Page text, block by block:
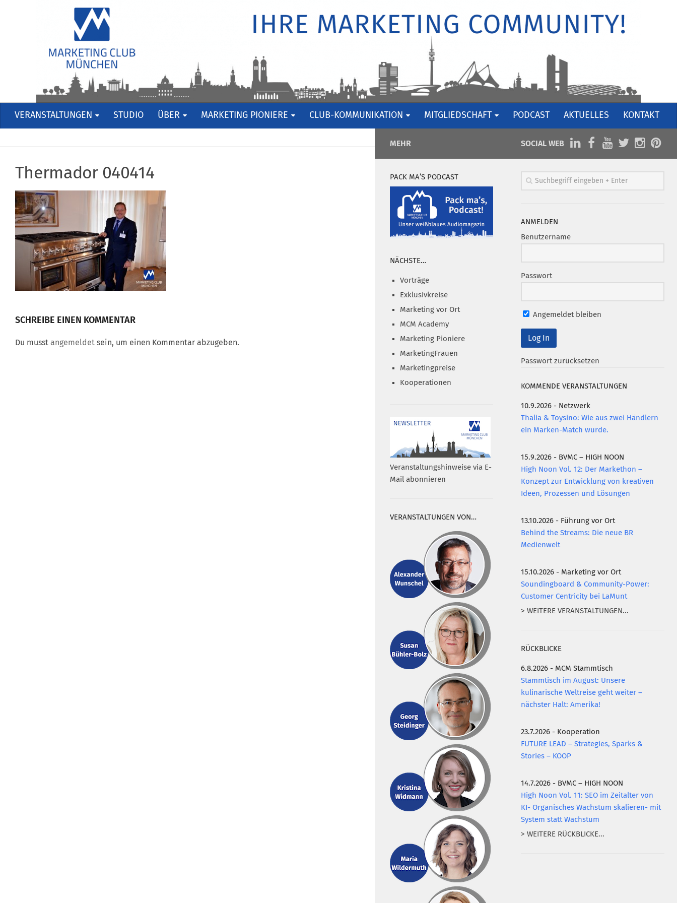
VERANSTALTUNGEN STUDIO ÜBER MARKETING PIONIERE CLUB-KOMMUNIKATION MITGLIEDSCHAFT PODCAST AKTUELLES KONTAKT
Thermador 040414
SCHREIBE EINEN KOMMENTAR
Du musst angemeldet sein, um einen Kommentar abzugeben.
SOCIAL WEB
ANMELDEN
Benutzername
Passwort
Angemeldet bleiben
Passwort zurücksetzen
KOMMENDE VERANSTALTUNGEN
10.9.2026 - Netzwerk
Thalia & Toysino: Wie aus zwei Händlern
ein Marken-Match wurde.
15.9.2026 - BVMC – HIGH NOON
High Noon Vol. 12: Der Markethon –
Konzept zur Entwicklung von kreativen
Ideen, Prozessen und Lösungen
13.10.2026 - Führung vor Ort
Behind the Streams: Die neue BR
Medienwelt
15.10.2026 - Marketing vor Ort
Soundingboard & Community-Power:
Customer Centricity bei LaMunt
> WEITERE VERANSTALTUNGEN...
RÜCKBLICKE
6.8.2026 - MCM Stammtisch
Stammtisch im August: Unsere
kulinarische Weltreise geht weiter –
nächster Halt: Amerika!
23.7.2026 - Kooperation
FUTURE LEAD – Strategies, Sparks &
Stories – KOOP
14.7.2026 - BVMC – HIGH NOON
High Noon Vol. 11: SEO im Zeitalter von
KI- Organisches Wachstum skalieren- mit
System statt Wachstum
> WEITERE RÜCKBLICKE...
MEHR
PACK MA’S PODCAST
NÄCHSTE…
Vorträge
Exklusivkreise
Marketing vor Ort
MCM Academy
Marketing Pioniere
MarketingFrauen
Marketingpreise
Kooperationen
Veranstaltungshinweise via E-
Mail abonnieren
VERANSTALTUNGEN VON…